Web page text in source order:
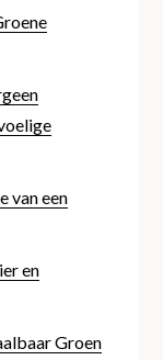
van een
en
Groen